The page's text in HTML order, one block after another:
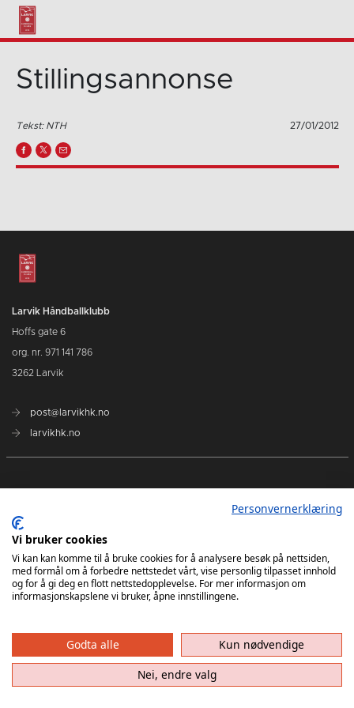
Stillingsannonse
Tekst: NTH 27/01/2012
Larvik Håndballklubb
Hoffs gate 6
org. nr. 971 141 786
3262 Larvik
post@larvikhk.no
larvikhk.no
Personvernerklæring
Vi bruker cookies
Vi kan kan komme til å bruke cookies for å analysere besøk på nettsiden,
med formål om å forbedre nettstedet vårt, vise personlig tilpasset innhold
og for å gi deg en flott nettstedopplevelse. For mer informasjon om
informasjonskapslene vi bruker, åpne innstillingene.
Godta alle
Kun nødvendige
Nei, endre valg